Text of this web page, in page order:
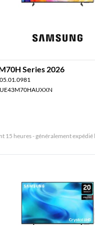
Series 2026
05.01.0981
UE43M70HAUXXN
15 heures - généralement expédié